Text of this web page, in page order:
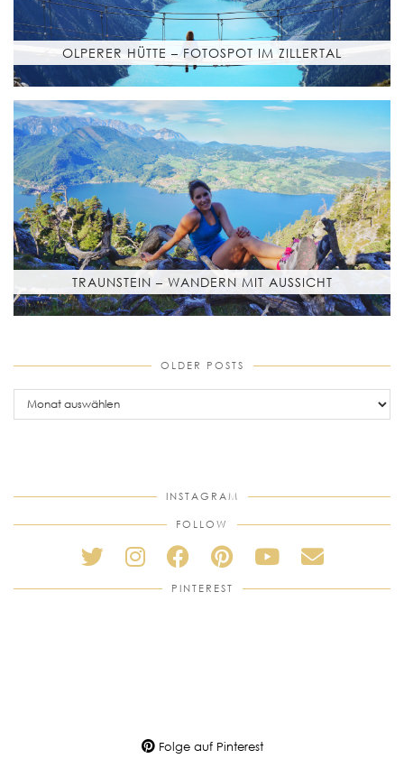
OLPERER HÜTTE – FOTOSPOT IM ZILLERTAL
TRAUNSTEIN – WANDERN MIT AUSSICHT
OLDER POSTS
older
posts
INSTAGRAM
FOLLOW
PINTEREST
Folge auf Pinterest